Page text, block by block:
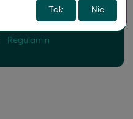
Tak Nie
Regulamin